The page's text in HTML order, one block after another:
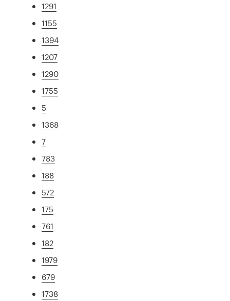
1291
1155
1394
1207
1290
1755
5
1368
7
783
188
572
175
761
182
1979
679
1738